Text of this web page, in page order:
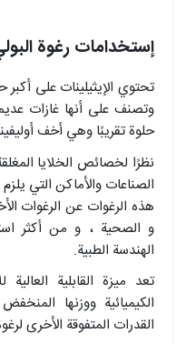
إستخدامات رغوة
تحتوي الإيثيلينات على أكبر
وتصنف على أنها غازات
حلوة تقريبًا وهي أخف
نظرًا لخصائص الخلايا
الصناعات والأماكن التي
هذه الرغوات عن الرغوات
و الصحية ، و من أكثر
الهندسة الطبية.
تعد ميزة القابلية
الكيميائية ووزنها
القدرات المتفوقة الأخرى